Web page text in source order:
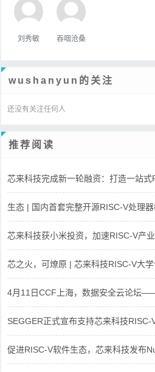
刘秀敏 吞咽沧桑
wushanyun的关注
还没有关注任何人
推荐阅读
芯来科技完成新一轮融资：打造一站
生态 | 国内首套完整开源RISC-V处理
芯来科技获小米投资，加速RISC-V产
芯之火，可燎原 | 芯来科技RISC-V大学
4月11日CCF上海，数据安全云论坛
SEGGER正式宣布支持芯来科技RISC-
促进RISC-V软件生态，芯来科技发布